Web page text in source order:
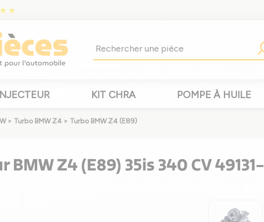
KIT CHRA POMPE À HUILE
> Turbo BMW Z4 > Turbo BMW Z4 (E89)
BMW Z4 (E89) 35is 340 CV 49131-